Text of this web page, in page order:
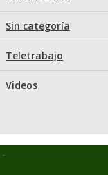
Sin categoría
Teletrabajo
Videos